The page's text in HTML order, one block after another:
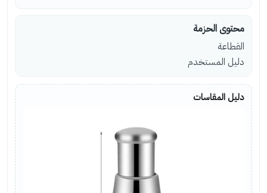
محتوى الحزمة
القطاعة
دليل المستخدم
دليل المقاسات